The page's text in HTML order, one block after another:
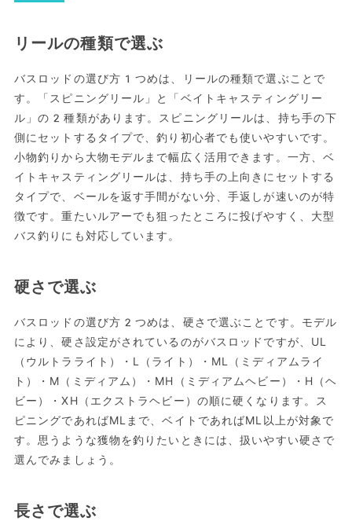
リールの種類で選ぶ
バスロッドの選び方1つめは、リールの種類で選ぶことで
す。「スピニングリール」と「ベイトキャスティングリー
ル」の2種類があります。スピニングリールは、持ち手の下
側にセットするタイプで、釣り初心者でも使いやすいです。
小物釣りから大物モデルまで幅広く活用できます。一方、ベ
イトキャスティングリールは、持ち手の上向きにセットする
タイプで、ベールを返す手間がない分、手返しが速いのが特
徴です。重たいルアーでも狙ったところに投げやすく、大型
バス釣りにも対応しています。
硬さで選ぶ
バスロッドの選び方2つめは、硬さで選ぶことです。モデル
により、硬さ設定がされているのがバスロッドですが、UL
（ウルトラライト）・L（ライト）・ML（ミディアムライ
ト）・M（ミディアム）・MH（ミディアムヘビー）・H（ヘ
ビー）・XH（エクストラヘビー）の順に硬くなります。ス
ピニングであればMLまで、ベイトであればML以上が対象で
す。思うような獲物を釣りたいときには、扱いやすい硬さで
選んでみましょう。
長さで選ぶ